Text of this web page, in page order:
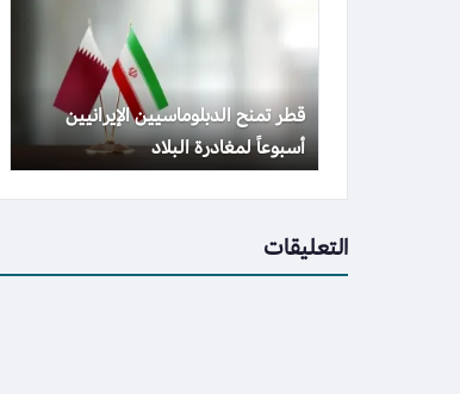
قطر تمنح الدبلوماسيين الإيرانيين
أسبوعاً لمغادرة البلاد
التعليقات